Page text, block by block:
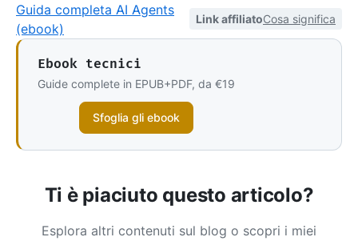
Guida completa AI Agents
(ebook)
Link affiliatoCosa significa
Ebook tecnici
Guide complete in EPUB+PDF, da €19
Sfoglia gli ebook
Ti è piaciuto questo articolo?
Esplora altri contenuti sul blog o scopri i miei